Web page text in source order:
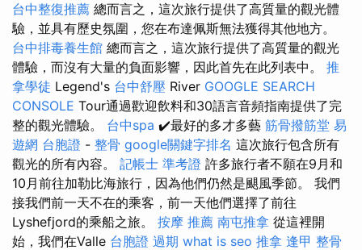
台中整復推薦 總而言之，這次旅行提供了高質量的觀光體
驗，並具有歷史氛圍，您在布達佩斯無法獲得其他地方。
台中排毒養生館 總而言之，這次旅行提供了高質量的觀光
體驗，而沒有大量的負面影響，因此首先在此列表中。 推
拿學徒 Legend's 台中舒壓 River GOOGLE SEARCH
CONSOLE Tour通過歡迎飲料和30語言音頻指南提供了完
整的觀光體驗。 台中spa ✔️最好的多才多藝 筋骨撥筋堂 易
遊網 台胞證 - 整骨 google關鍵字排名 這次旅行包含所有
觀光的所有內容。 記帳士 準考證 許多旅行者不願在9月和
10月前往加勒比海旅行，因為他們仍然是颶風季節。 我們
接我們前一天不在的乘客，前一天他們選擇了前往
Lyshefjord的乘船之旅。 按摩 推薦 南屯推拿 從這裡開
始，我們在Valle 台胞證 過期 what is seo 推拿 逢甲 整骨